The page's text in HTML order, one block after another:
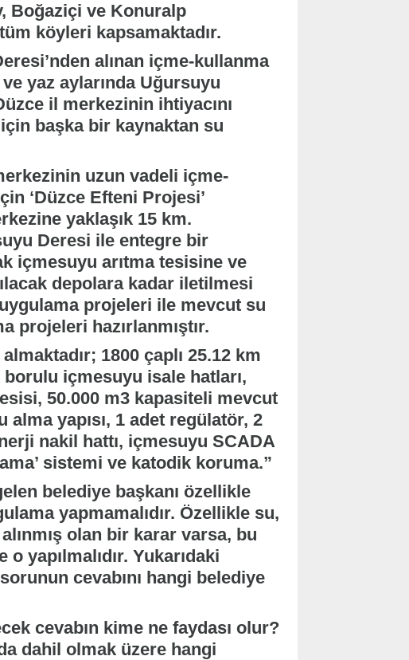
Boğaziçi ve Konuralp
köyleri kapsamaktadır.
alınan içme-kullanma
yaz aylarında Uğursuyu
il merkezinin ihtiyacını
başka bir kaynaktan su
uzun vadeli içme-
‘Düzce Efteni Projesi’
yaklaşık 15 km.
Deresi ile entegre bir
içmesuyu arıtma tesisine ve
depolara kadar iletilmesi
projeleri ile mevcut su
projeleri hazırlanmıştır.
1800 çaplı 25.12 km
içmesuyu isale hatları,
50.000 m3 kapasiteli mevcut
yapısı, 1 adet regülatör, 2
nakil hattı, içmesuyu SCADA
sistemi ve katodik koruma.”
belediye başkanı özellikle
yapmamalıdır. Özellikle su,
olan bir karar varsa, bu
yapılmalıdır. Yukarıdaki
cevabını hangi belediye
cevabın kime ne faydası olur?
dahil olmak üzere hangi